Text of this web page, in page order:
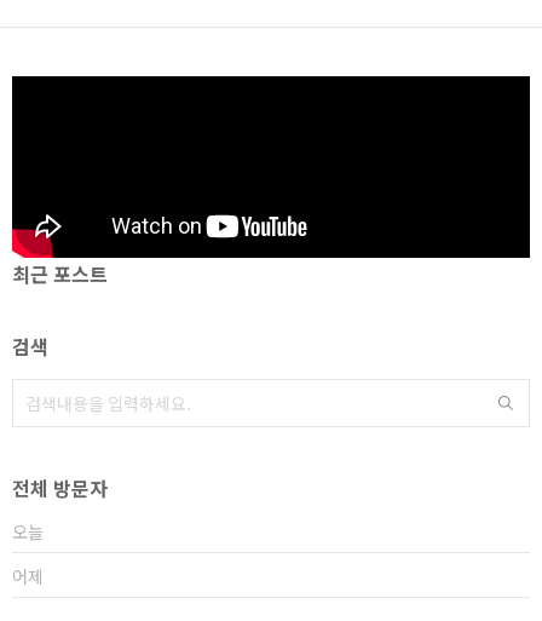
최근 포스트
검색
전체 방문자
오늘
어제